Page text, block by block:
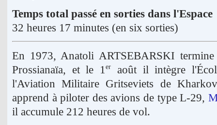
Temps total passé en sorties dans l'Espace
32 heures 17 minutes (en six sorties)
En 1973, Anatoli ARTSEBARSKI
Prossianaïa, et le 1er
août il intègre
l'Aviation Militaire Gritseviets de
apprend à piloter des avions de type L-29,
il accumule 212 heures de vol.